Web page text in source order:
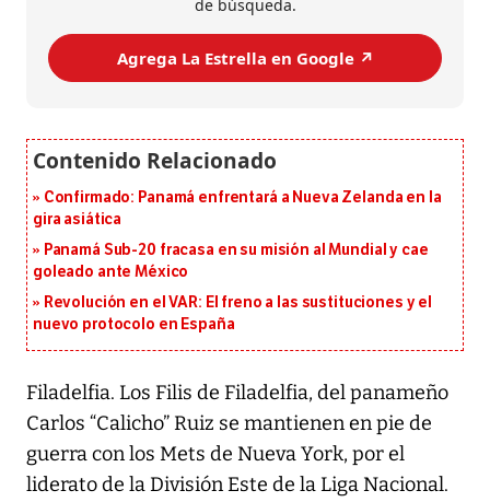
de búsqueda.
Agrega La Estrella en Google ↗️
Confirmado: Panamá enfrentará a Nueva Zelanda en la
gira asiática
Panamá Sub-20 fracasa en su misión al Mundial y cae
goleado ante México
Revolución en el VAR: El freno a las sustituciones y el
nuevo protocolo en España
Filadelfia. Los Filis de Filadelfia, del panameño
Carlos “Calicho” Ruiz se mantienen en pie de
guerra con los Mets de Nueva York, por el
liderato de la División Este de la Liga Nacional.